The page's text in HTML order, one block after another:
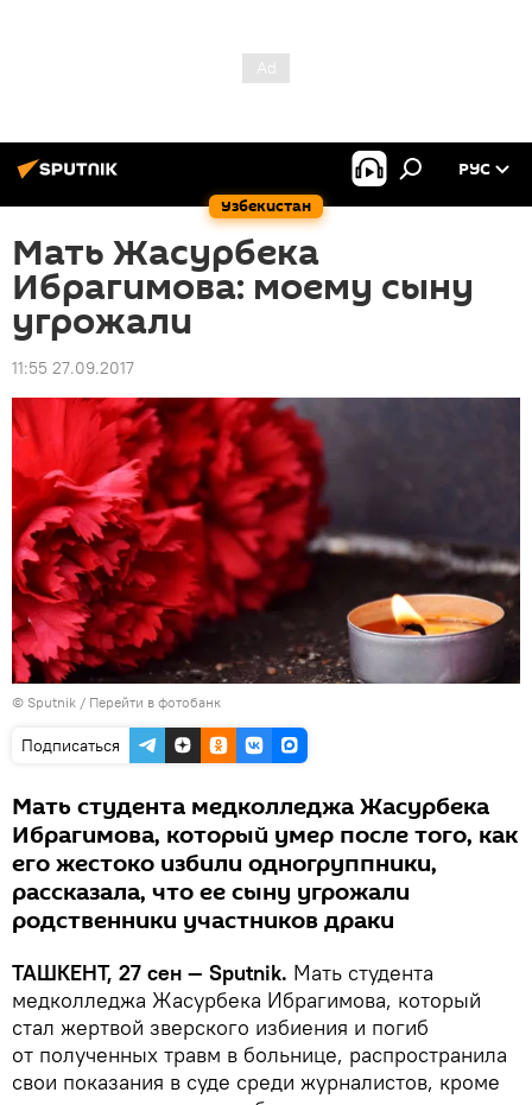
Узбекистан
РУС
Мать Жасурбека
Ибрагимова: моему сыну
угрожали
11:55 27.09.2017
© Sputnik / Перейти в фотобанк
Подписаться
Мать студента медколледжа Жасурбека
Ибрагимова, который умер после того, как
его жестоко избили одногруппники,
рассказала, что ее сыну угрожали
родственники участников драки
ТАШКЕНТ, 27 сен — Sputnik. Мать студента
медколледжа Жасурбека Ибрагимова, который
стал жертвой зверского избиения и погиб
от полученных травм в больнице, распространила
свои показания в суде среди журналистов, кроме